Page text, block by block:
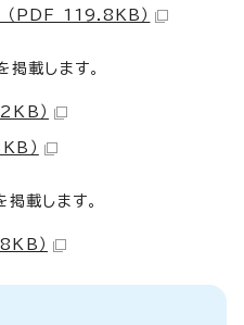
（PDF 119.8KB）
載します。
）
）
載します。
）